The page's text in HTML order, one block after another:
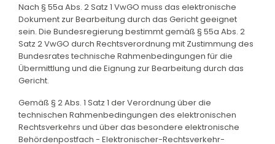
Nach § 55a Abs. 2 Satz 1 VwGO muss das elektronische
Dokument zur Bearbeitung durch das Gericht geeignet
sein. Die Bundesregierung bestimmt gemäß § 55a Abs. 2
Satz 2 VwGO durch Rechtsverordnung mit Zustimmung des
Bundesrates technische Rahmenbedingungen für die
Übermittlung und die Eignung zur Bearbeitung durch das
Gericht.
Gemäß § 2 Abs. 1 Satz 1 der Verordnung über die
technischen Rahmenbedingungen des elektronischen
Rechtsverkehrs und über das besondere elektronische
Behördenpostfach - Elektronischer-Rechtsverkehr-